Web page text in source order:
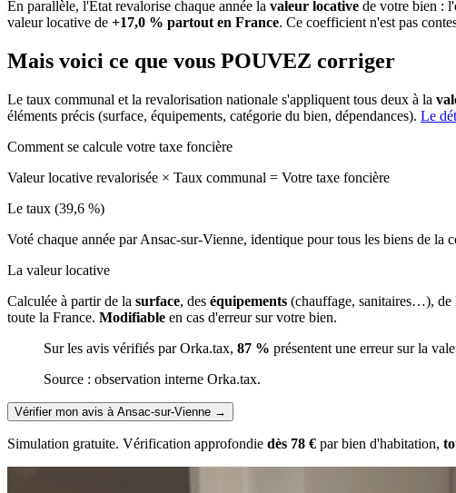
En parallèle, l'État revalorise chaque année la valeur locative de votre bien :
valeur locative de +17,0 % partout en France. Ce coefficient n'est pas
Mais voici ce que vous POUVEZ corriger
Le taux communal et la revalorisation nationale s'appliquent tous deux à la
éléments précis (surface, équipements, catégorie du bien, dépendances). Le
Comment se calcule votre taxe foncière
Valeur locative revalorisée × Taux communal = Votre taxe foncière
Le taux (39,6 %)
Voté chaque année par Ansac-sur-Vienne, identique pour tous les biens de la
La valeur locative
Calculée à partir de la surface, des équipements (chauffage, sanitaires…), de
toute la France. Modifiable en cas d'erreur sur votre bien.
Sur les avis vérifiés par Orka.tax, 87 % présentent une erreur sur la
Source : observation interne Orka.tax.
Vérifier mon avis à Ansac-sur-Vienne →
Simulation gratuite. Vérification approfondie dès 78 € par bien d'habitation,